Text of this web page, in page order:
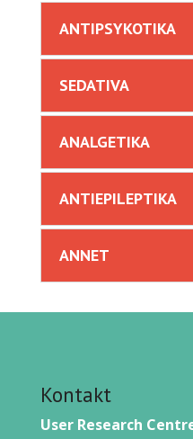
ANTIPSYKOTIKA
SEDATIVA
ANALGETIKA
ANTIEPILEPTIKA
ANNET
Kontakt
User Research